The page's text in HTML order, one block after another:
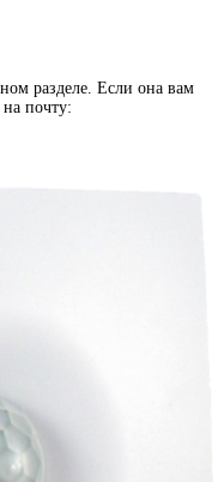
разделе. Если она вам
почту: